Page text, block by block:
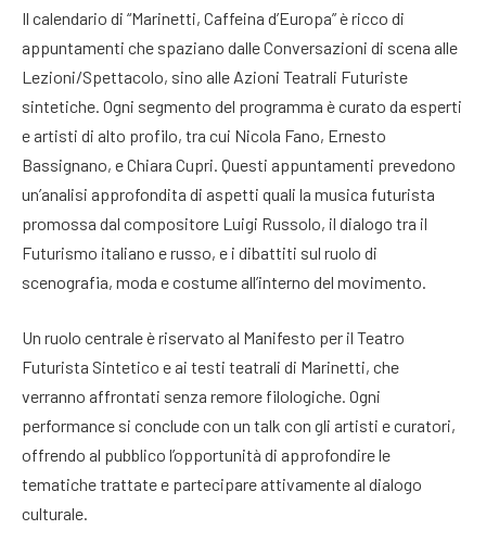
Il calendario di “Marinetti, Caffeina d’Europa” è ricco di
appuntamenti che spaziano dalle Conversazioni di scena alle
Lezioni/Spettacolo, sino alle Azioni Teatrali Futuriste
sintetiche. Ogni segmento del programma è curato da esperti
e artisti di alto profilo, tra cui Nicola Fano, Ernesto
Bassignano, e Chiara Cupri. Questi appuntamenti prevedono
un’analisi approfondita di aspetti quali la musica futurista
promossa dal compositore Luigi Russolo, il dialogo tra il
Futurismo italiano e russo, e i dibattiti sul ruolo di
scenografia, moda e costume all’interno del movimento.
Un ruolo centrale è riservato al Manifesto per il Teatro
Futurista Sintetico e ai testi teatrali di Marinetti, che
verranno affrontati senza remore filologiche. Ogni
performance si conclude con un talk con gli artisti e curatori,
offrendo al pubblico l’opportunità di approfondire le
tematiche trattate e partecipare attivamente al dialogo
culturale.